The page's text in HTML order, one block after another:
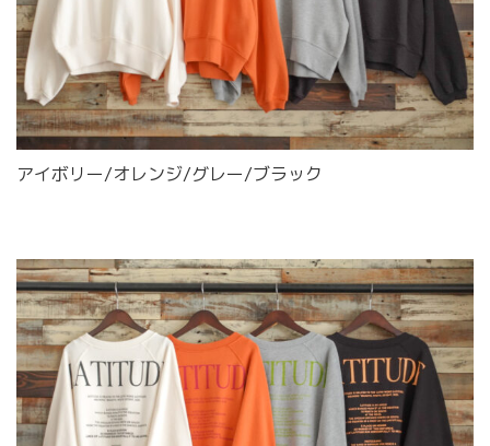
アイボリー/オレンジ/グレー/ブラック